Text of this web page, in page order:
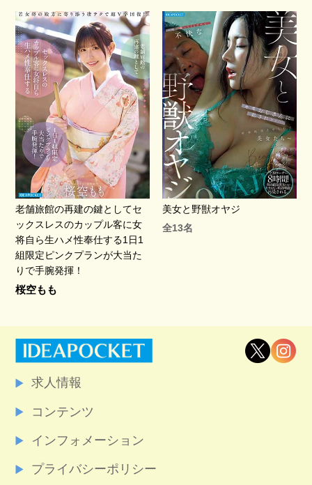
老舗旅館の再建の鍵としてセ
ックスレスのカップル客に女
将自ら生ハメ性奉仕する1日1
組限定ピンクプランが大当た
りで手腕発揮！
桜空もも
美女と野獣オヤジ
全13名
求人情報
コンテンツ
インフォメーション
プライバシーポリシー